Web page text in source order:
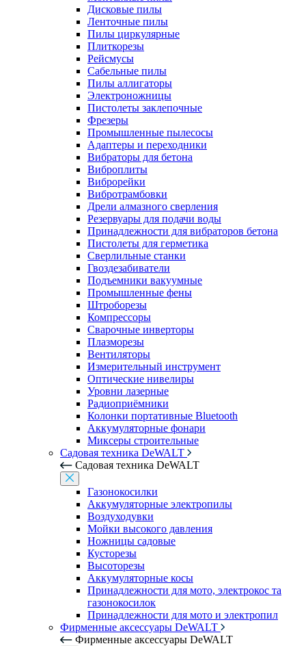
Дисковые пилы
Ленточные пилы
Пилы циркулярные
Плиткорезы
Рейсмусы
Сабельные пилы
Пилы аллигаторы
Электроножницы
Пистолеты заклепочные
Фрезеры
Промышленные пылесосы
Адаптеры и переходники
Вибраторы для бетона
Виброплиты
Виброрейки
Вибротрамбовки
Дрели алмазного сверления
Резервуары для подачи воды
Принадлежности для вибраторов бетона
Пистолеты для герметика
Сверлильные станки
Гвоздезабиватели
Подъемники вакуумные
Промышленные фены
Штроборезы
Компрессоры
Сварочные инверторы
Плазморезы
Вентиляторы
Измерительный инструмент
Оптические нивелиры
Уровни лазерные
Радиоприёмники
Колонки портативные Bluetooth
Аккумуляторные фонари
Миксеры строительные
Садовая техника DeWALT
Садовая техника DeWALT
Газонокосилки
Аккумуляторные электропилы
Воздуходувки
Мойки высокого давления
Ножницы садовые
Кусторезы
Высоторезы
Аккумуляторные косы
Принадлежности для мото, электрокос та
газонокосилок
Принадлежности для мото и электропил
Фирменные аксессуары DeWALT
Фирменные аксессуары DeWALT